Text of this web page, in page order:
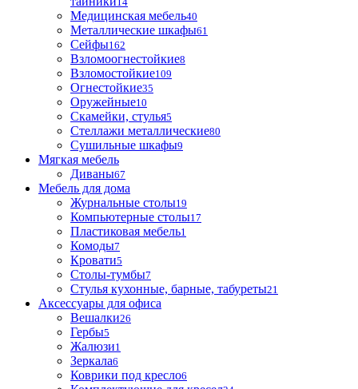
Медицинская мебель40
Металлические шкафы61
Сейфы162
Взломоогнестойкие8
Взломостойкие109
Огнестойкие35
Оружейные10
Скамейки, стулья5
Стеллажи металлические80
Сушильные шкафы9
Мягкая мебель
Диваны67
Мебель для дома
Журнальные столы19
Компьютерные столы17
Пластиковая мебель1
Комоды7
Кровати5
Столы-тумбы7
Стулья кухонные, барные, табуреты21
Аксессуары для офиса
Вешалки26
Гербы5
Жалюзи1
Зеркала6
Коврики под кресло6